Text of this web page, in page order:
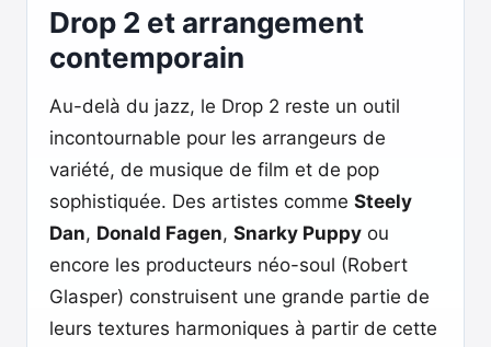
Drop 2 et arrangement
contemporain
Au-delà du jazz, le Drop 2 reste un outil
incontournable pour les arrangeurs de
variété, de musique de film et de pop
sophistiquée. Des artistes comme Steely
Dan, Donald Fagen, Snarky Puppy ou
encore les producteurs néo-soul (Robert
Glasper) construisent une grande partie de
leurs textures harmoniques à partir de cette